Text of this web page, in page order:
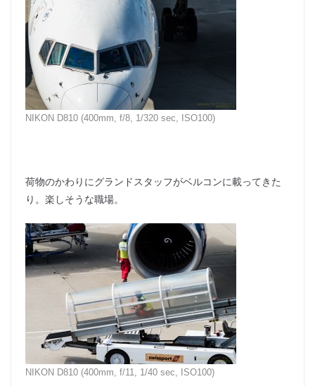
NIKON D810 (400mm, f/8, 1/320 sec, ISO100)
荷物のかわりにグランドスタッフがベルコンに載ってきた
り。楽しそうな職場。
NIKON D810 (400mm, f/11, 1/40 sec, ISO100)